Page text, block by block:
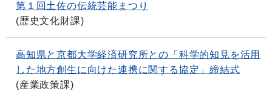
第１回土佐の伝統芸能まつり
(歴史文化財課)
高知県と京都大学経済研究所との「科学的知見を活用
した地方創生に向けた連携に関する協定」締結式
(産業政策課)